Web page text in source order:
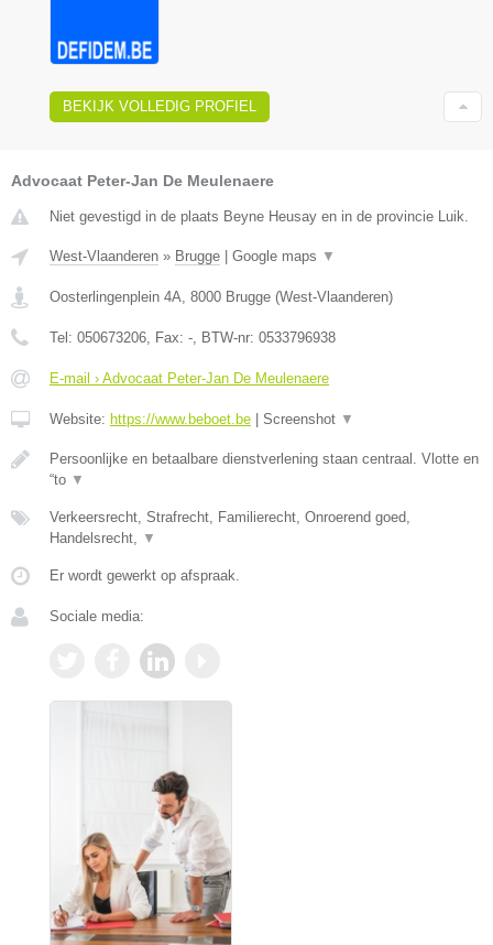
BEKIJK VOLLEDIG PROFIEL
Advocaat Peter-Jan De Meulenaere
Niet gevestigd in de plaats Beyne Heusay en in de provincie Luik.
West-Vlaanderen » Brugge Google maps ▼
Oosterlingenplein 4A, 8000 Brugge (West-Vlaanderen)
Tel: 050673206, Fax: -, BTW-nr: 0533796938
E-mail › Advocaat Peter-Jan De Meulenaere
Website: https://www.beboet.be Screenshot ▼
Persoonlijke en betaalbare dienstverlening staan centraal. Vlotte en
“to ▼
Verkeersrecht, Strafrecht, Familierecht, Onroerend goed,
Handelsrecht, ▼
Er wordt gewerkt op afspraak.
Sociale media: